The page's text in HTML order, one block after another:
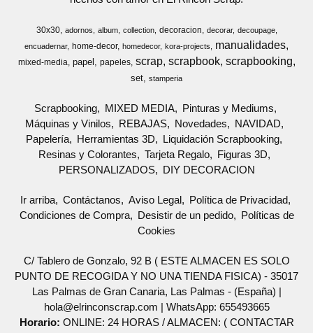
30x30 adornos album collection decoracion decorar
decoupage
encuadernar
home-decor homedecor kora-projects manualidades
mixed-media papel papeles scrap scrapbook scrapbooking
set stamperia
Scrapbooking MIXED MEDIA
Pinturas y Mediums
Máquinas y Vinilos
REBAJAS Novedades
NAVIDAD
Papelería
Herramientas 3D
Liquidación Scrapbooking
Resinas y Colorantes
Tarjeta Regalo
Figuras 3D
PERSONALIZADOS
DIY DECORACION
Ir arriba Contáctanos Aviso Legal
Política de Privacidad
Condiciones de Compra
Desistir de un pedido
Políticas de
Cookies
C/ Tablero de Gonzalo, 92 B ( ESTE ALMACEN ES SOLO
PUNTO DE RECOGIDA Y NO UNA TIENDA FISICA) - 35017
Las Palmas de Gran Canaria, Las Palmas - (España) |
hola@elrinconscrap.com | WhatsApp: 655493665
Horario: ONLINE: 24 HORAS / ALMACEN: ( CONTACTAR